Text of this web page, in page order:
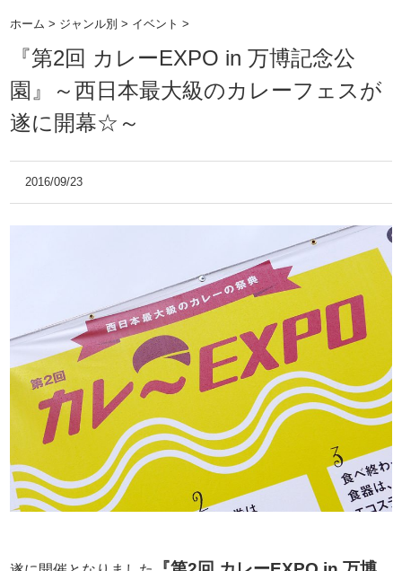
ホーム > ジャンル別 > イベント >
『第2回 カレーEXPO in 万博記念公
園』～西日本最大級のカレーフェスが
遂に開幕☆～
2016/09/23